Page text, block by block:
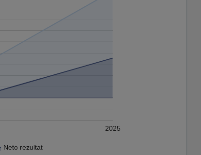
Neto rezultat
2025